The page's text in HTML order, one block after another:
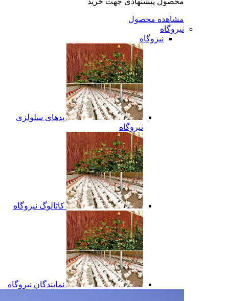
مشاهده محصول
نیروگاه
نیروگاه
پدهای سلولزی
نیروگاه
کاتالوگ نیروگاه
نمایندگان نیروگاه